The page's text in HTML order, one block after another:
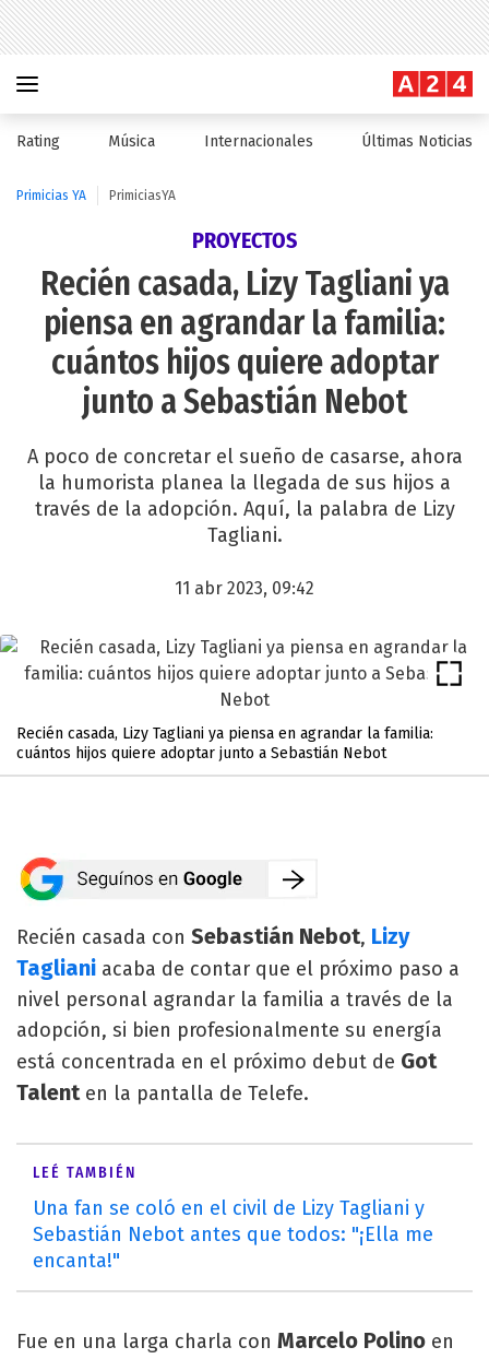
Rating Música Internacionales Últimas Noticias
Primicias YA PrimiciasYA
PROYECTOS
Recién casada, Lizy Tagliani ya
piensa en agrandar la familia:
cuántos hijos quiere adoptar
junto a Sebastián Nebot
A poco de concretar el sueño de casarse, ahora
la humorista planea la llegada de sus hijos a
través de la adopción. Aquí, la palabra de Lizy
Tagliani.
11 abr 2023, 09:42
Recién casada, Lizy Tagliani ya piensa en agrandar la familia:
cuántos hijos quiere adoptar junto a Sebastián Nebot
Recién casada con Sebastián Nebot, Lizy
Tagliani acaba de contar que el próximo paso a
nivel personal agrandar la familia a través de la
adopción, si bien profesionalmente su energía
está concentrada en el próximo debut de Got
Talenten la pantalla de Telefe.
LEÉ TAMBIÉN
Una fan se coló en el civil de Lizy Tagliani y
Sebastián Nebot antes que todos: "¡Ella me
encanta!"
Fue en una larga charla con Marcelo Polino en